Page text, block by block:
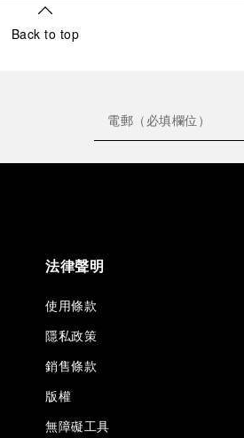
Back to top
法律聲明
使用條款
隱私政策
銷售條款
版權
無障礙工具